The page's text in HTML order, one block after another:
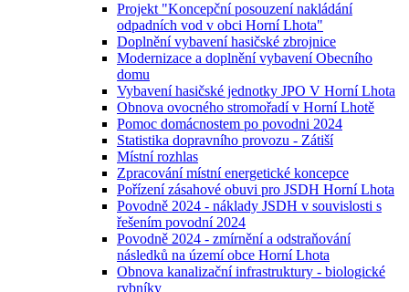
Projekt "Koncepční posouzení nakládání
odpadních vod v obci Horní Lhota"
Doplnění vybavení hasičské zbrojnice
Modernizace a doplnění vybavení Obecního
domu
Vybavení hasičské jednotky JPO V Horní Lhota
Obnova ovocného stromořadí v Horní Lhotě
Pomoc domácnostem po povodni 2024
Statistika dopravního provozu - Zátiší
Místní rozhlas
Zpracování místní energetické koncepce
Pořízení zásahové obuvi pro JSDH Horní Lhota
Povodně 2024 - náklady JSDH v souvislosti s
řešením povodní 2024
Povodně 2024 - zmírnění a odstraňování
následků na území obce Horní Lhota
Obnova kanalizační infrastruktury - biologické
rybníky